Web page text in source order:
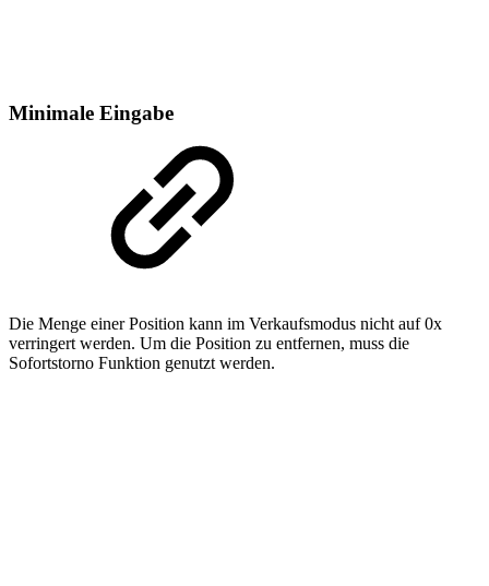
Minimale Eingabe
Die Menge einer Position kann im Verkaufsmodus nicht auf 0x
verringert werden. Um die Position zu entfernen, muss die
Sofortstorno Funktion genutzt werden.